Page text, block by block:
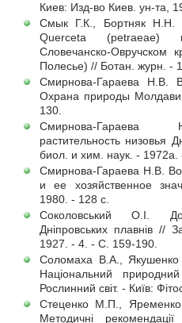
Киев: Изд-во Киев. ун-та,
Смык Г.К., Бортняк Н.Н.
Querceta (petraeae)
Словечанско-Овручском
Полесье) // Ботан. журн. -
Смирнова-Гараева Н.В.
Охрана природы
130.
Смирнова-Гараева
растительность
биол. и хим. наук. -
Смирнова-Гараева Н.В.
и ее хозяйственное
1980. - 128 с.
Соколовський О.І.
Дніпровських плавнів //
1927. - 4. - С. 159-190.
Соломаха В.А.,
Національний
Рослинний світ. - Київ:
Стеценко М.П.,
Методичні